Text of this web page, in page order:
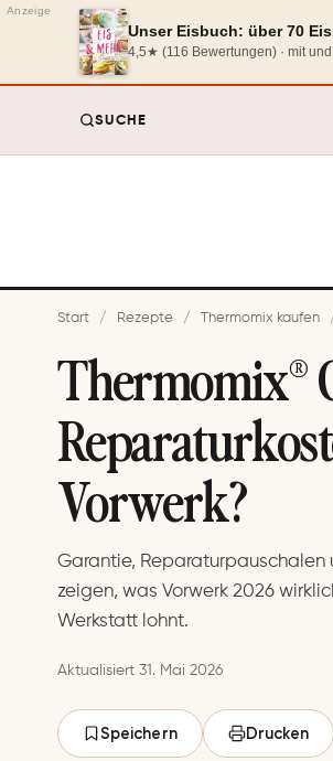
Anzeige
Unser Eisbuch: über 70
4,5★ (116 Bewertungen) · mit
SUCHE
Start / Rezepte / Thermomix kaufen
Thermomix®
Vorwerk?
Garantie, Reparaturpauschalen
zeigen, was Vorwerk 2026
Werkstatt lohnt.
Aktualisiert 31. Mai 2026
Speichern Drucken